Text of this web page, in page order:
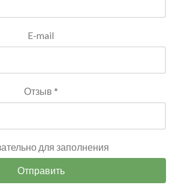
E-mail
Отзыв *
для заполнения
Отправить